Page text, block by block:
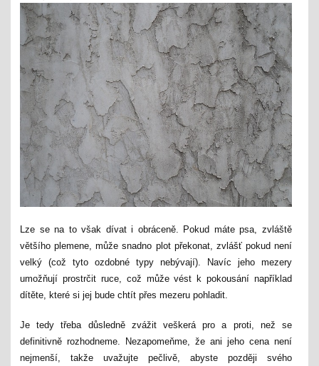
Lze se na to však dívat i obráceně. Pokud máte psa, zvláště
většího plemene, může snadno plot překonat, zvlášť pokud není
velký (což tyto ozdobné typy nebývají). Navíc jeho mezery
umožňují prostrčit ruce, což může vést k pokousání například
dítěte, které si jej bude chtít přes mezeru pohladit.
Je tedy třeba důsledně zvážit veškerá pro a proti, než se
definitivně rozhodneme. Nezapomeňme, že ani jeho cena není
nejmenší, takže uvažujte pečlivě, abyste později svého